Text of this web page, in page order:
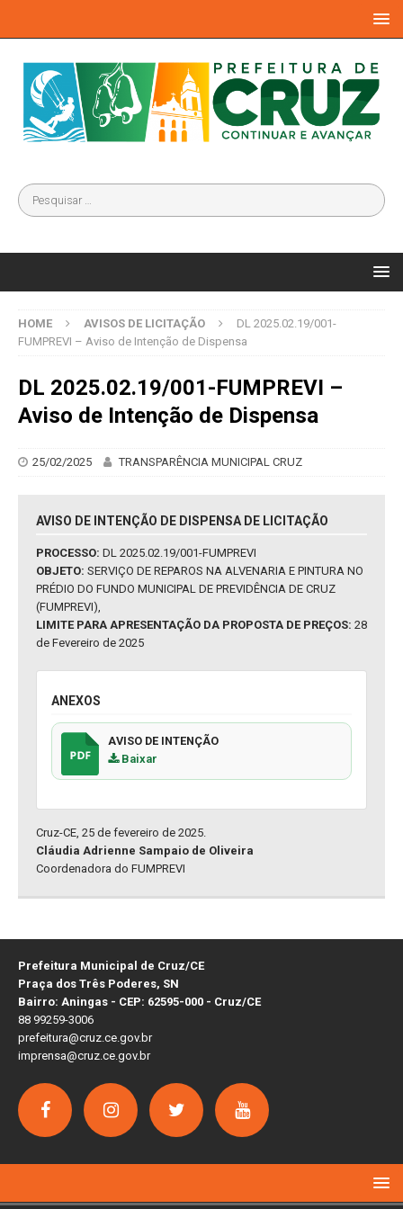
HOME AVISOS DE LICITAÇÃO
DL 2025.02.19/001-
FUMPREVI – Aviso de Intenção de Dispensa
DL 2025.02.19/001-FUMPREVI –
Aviso de Intenção de Dispensa
25/02/2025 TRANSPARÊNCIA MUNICIPAL CRUZ
AVISO DE INTENÇÃO DE DISPENSA DE LICITAÇÃO
PROCESSO: DL 2025.02.19/001-FUMPREVI
OBJETO: SERVIÇO DE REPAROS NA ALVENARIA E PINTURA NO
PRÉDIO DO FUNDO MUNICIPAL DE PREVIDÊNCIA DE CRUZ
(FUMPREVI),
LIMITE PARA APRESENTAÇÃO DA PROPOSTA DE PREÇOS: 28
de Fevereiro de 2025
ANEXOS
AVISO DE INTENÇÃO
Baixar
Cruz-CE, 25 de fevereiro de 2025.
Cláudia Adrienne Sampaio de Oliveira
Coordenadora do FUMPREVI
Prefeitura Municipal de Cruz/CE
Praça dos Três Poderes, SN
Bairro: Aningas - CEP: 62595-000 - Cruz/CE
88 99259-3006
prefeitura@cruz.ce.gov.br
imprensa@cruz.ce.gov.br